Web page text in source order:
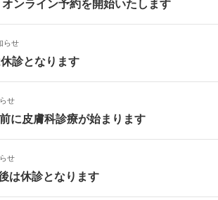
ンライン予約を開始いたします
らせ
診となります
せ
に皮膚科診療が始まります
せ
は休診となります